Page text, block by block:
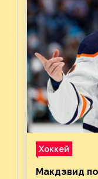
Хоккей
Макдэвид